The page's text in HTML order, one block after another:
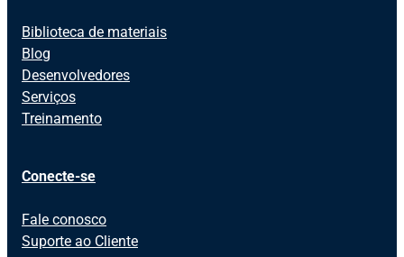
Biblioteca de materiais
Blog
Desenvolvedores
Serviços
Treinamento
Conecte-se
Fale conosco
Suporte ao Cliente